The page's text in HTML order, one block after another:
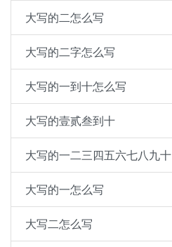
大写的二怎么写
大写的二字怎么写
大写的一到十怎么写
大写的壹贰叁到十
大写的一二三四五六七八九十
大写的一怎么写
大写二怎么写